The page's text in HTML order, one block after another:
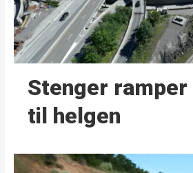
Stenger ramper
til helgen